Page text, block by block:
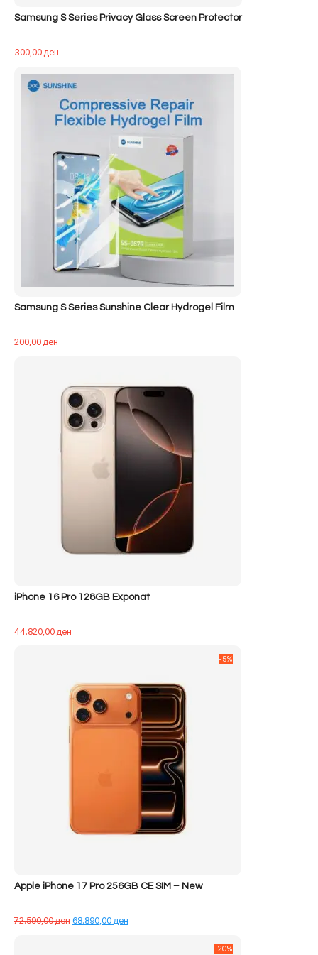
Samsung S Series Privacy Glass Screen Protector
300,00ден
Samsung S Series Sunshine Clear Hydrogel Film
200,00ден
iPhone 16 Pro 128GB Exponat
44.820,00ден
Apple iPhone 17 Pro 256GB CE SIM – New
72.590,00денÇmimi
68.890,00ден
-5%
-20%